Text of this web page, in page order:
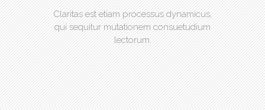
Claritas est etiam processus dynamicus,
qui sequitur mutationem consuetudium
lectorum.